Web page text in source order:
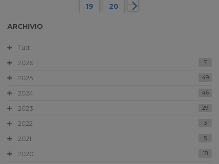
19
20
ARCHIVIO
Tutti
2026
7
2025 49
2024 46
2023 29
2022 3
2021 5
2020 18